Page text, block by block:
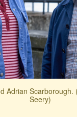
Adrian Scarborough.
Seery)